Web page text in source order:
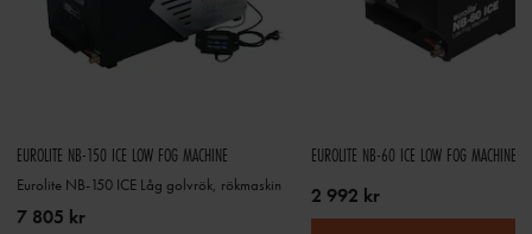
EUROLITE NB-150 ICE LOW FOG MACHINE
Eurolite NB-150 ICE Låg golvrök, rökmaskin
7 805 kr
EUROLITE NB-60 ICE LOW FOG MACHINE
2 992 kr